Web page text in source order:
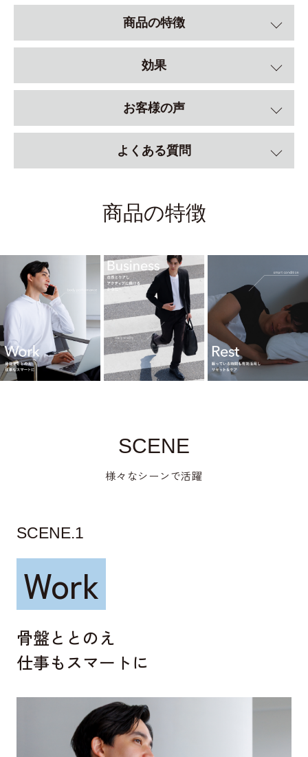
商品の特徴
効果
お客様の声
よくある質問
商品の特徴
SCENE
様々なシーンで活躍
SCENE.1
Work
骨盤ととのえ
仕事もスマートに